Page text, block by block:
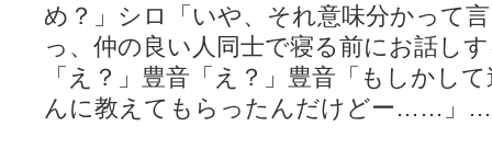
私的素敵ジャンク / [咲-Saki-] 咲-Saki-第168局［端緒］感想 (16:58)
麻雀自由帳 - 咲-Saki- / 咲-Saki-第168局[端緒]感想 照-Teru- 追憶編第
LAT. 39°20' N - 咲-Saki- / 永水航路 3 - 霧島の姫は、深山幽谷の頂で
エトピリカ!! - 咲-saki- / 咲-Saki-16巻 シノハユ7巻表紙予想 (11:05)
ニワカSakiファンの部屋 - 咲-Saki- / 咲の実写化について（再）
低姿勢ニワカの麻雀 / マイナーカップリングSS感想 (07:31)
め？」シロ「いや、それ意味分かって
っ、仲の良い人同士で寝る前にお話し
「え？」豊音「え？」豊音「もしか
んに教えてもらったんだけどー……」